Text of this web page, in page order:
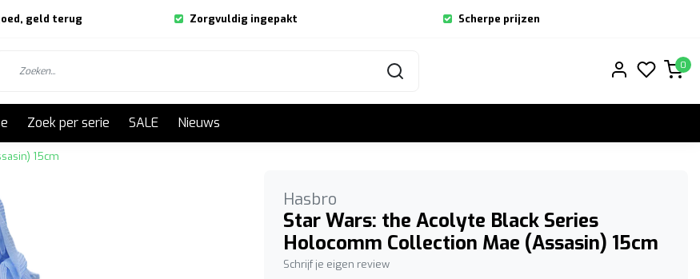
geld terug Zorgvuldig ingepakt Scherpe prijzen
0
Zoek per serie SALE Nieuws
15cm
Hasbro
Star Wars: the Acolyte Black Series
Holocomm Collection Mae (Assasin) 15cm
Schrijf je eigen review